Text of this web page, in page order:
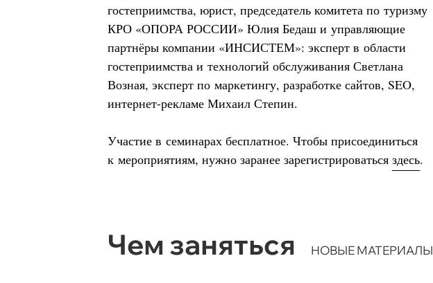
гостеприимства, юрист, председатель комитета по туризму
КРО «ОПОРА РОССИИ» Юлия Бедаш и управляющие
партнёры компании «ИНСИСТЕМ»: эксперт в области
гостеприимства и технологий обслуживания Светлана
Возная, эксперт по маркетингу, разработке сайтов, SEO,
интернет-рекламе Михаил Степин.
Участие в семинарах бесплатное. Чтобы присоединиться
к мероприятиям, нужно заранее зарегистрироваться здесь.
Чем заняться НОВЫЕ МАТЕРИАЛЫ